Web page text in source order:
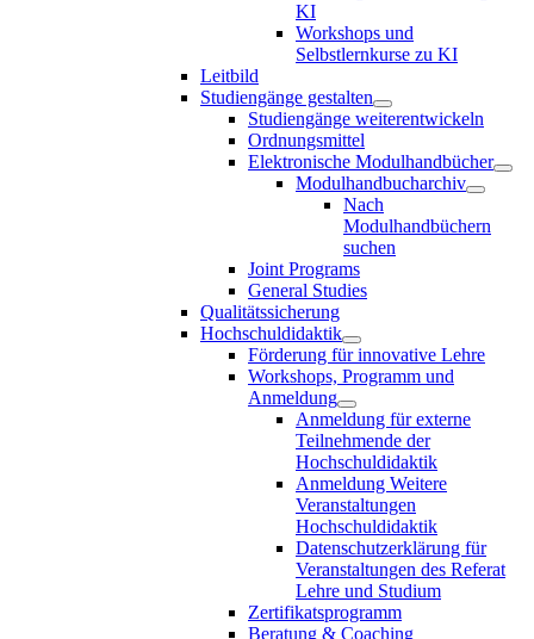
KI
Workshops und
Selbstlernkurse zu KI
Leitbild
Studiengänge gestalten
Studiengänge weiterentwickeln
Ordnungsmittel
Elektronische Modulhandbücher
Modulhandbucharchiv
Nach
Modulhandbüchern
suchen
Joint Programs
General Studies
Qualitätssicherung
Hochschuldidaktik
Förderung für innovative Lehre
Workshops, Programm und
Anmeldung
Anmeldung für externe
Teilnehmende der
Hochschuldidaktik
Anmeldung Weitere
Veranstaltungen
Hochschuldidaktik
Datenschutzerklärung für
Veranstaltungen des Referat
Lehre und Studium
Zertifikatsprogramm
Beratung & Coaching